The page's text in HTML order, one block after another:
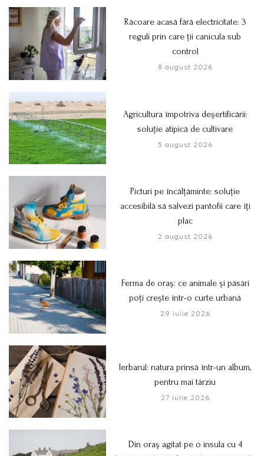
Răcoare acasă fără electricitate: 3
reguli prin care ții canicula sub
control
8 august 2026
Agricultura împotriva deșertificării:
soluție atipică de cultivare
5 august 2026
Picturi pe încălțăminte: soluție
accesibilă să salvezi pantofii care îți
plac
2 august 2026
Ferma de oraș: ce animale și păsări
poți crește într-o curte urbană
29 iulie 2026
Ierbarul: natura prinsă într-un album,
pentru mai târziu
27 iulie 2026
Din oraș agitat pe o insula cu 4